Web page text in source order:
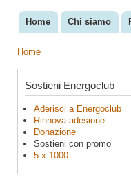
Menu principale
Home Chi siamo
Home
Sostieni Energoclub
Aderisci a Energoclub
Rinnova adesione
Donazione
Sostieni con promo
5 x 1000